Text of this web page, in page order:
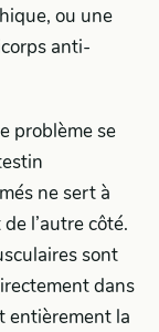
ou une
anti-
problème se
ne sert à
l’autre côté.
sont
dans
entièrement la